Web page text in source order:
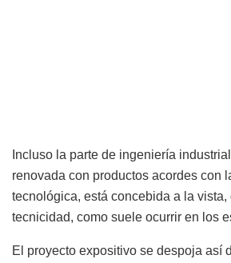
Incluso la parte de ingeniería
renovada con productos acordes con
tecnológica, está concebida a la vista,
tecnicidad, como suele ocurrir en los
El proyecto expositivo se despoja así